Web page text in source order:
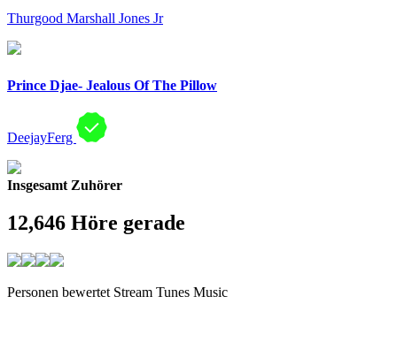
Thurgood Marshall Jones Jr
Prince Djae- Jealous Of The Pillow
DeejayFerg
Insgesamt Zuhörer
12,646 Höre gerade
Personen bewertet Stream Tunes Music